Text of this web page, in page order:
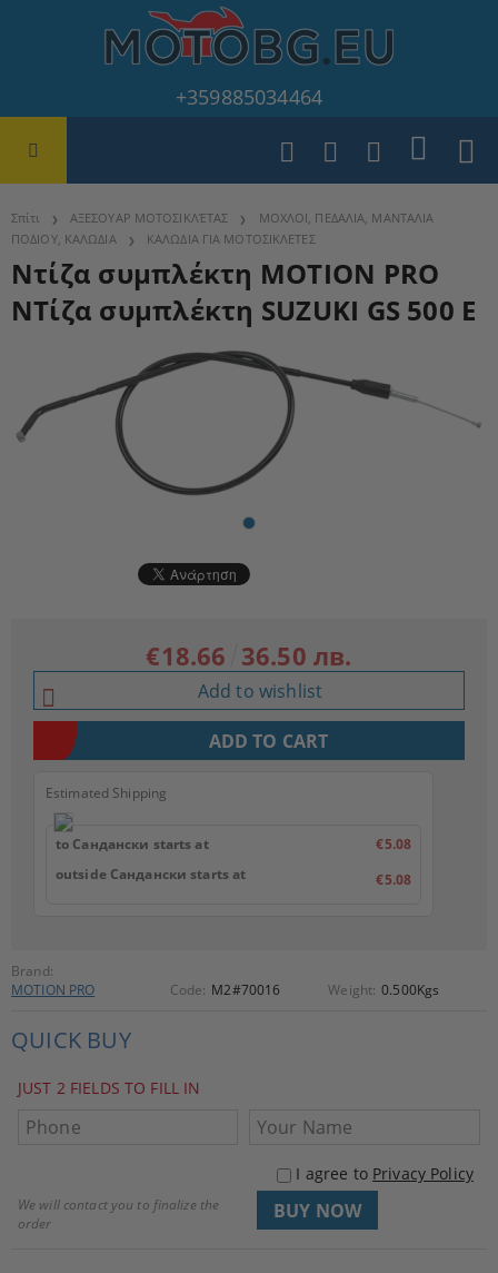
+359885034464
Σπίτι ΑΞΕΣΟΥΑΡ ΜΟΤΟΣΙΚΛΈΤΑΣ
ΜΟΧΛΟΙ, ΠΕΔΑΛΙΑ, ΜΑΝΤΑΛΙΑ
ΠΟΔΙΟΥ, ΚΑΛΩΔΙΑ
ΚΑΛΩΔΙΑ ΓΙΑ ΜΟΤΟΣΙΚΛΕΤΕΣ
Ντίζα συμπλέκτη MOTION PRO
ΝΤίζα συμπλέκτη SUZUKI GS 500 E
Brand:
MOTION PRO
Code: M2#70016 Weight: 0.500Kgs
QUICK BUY
JUST 2 FIELDS TO FILL IN
I agree to Privacy Policy
We will contact you to finalize the
order
€18.66 36.50 лв.
Add to wishlist
Estimated Shipping
to Сандански starts at
€5.08
outside Сандански starts at
€5.08